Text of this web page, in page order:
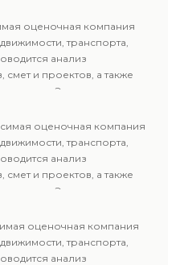
имущества и
соответствуют
и используются для
процессов.
оценочная компания
транспорта,
анализ
смет и проектов, а также
Эксперты
имущества и
соответствуют
и используются для
процессов.
оценочная компания
транспорта,
анализ
смет и проектов, а также
Эксперты
имущества и
соответствуют
и используются для
процессов.
оценочная компания
транспорта,
анализ